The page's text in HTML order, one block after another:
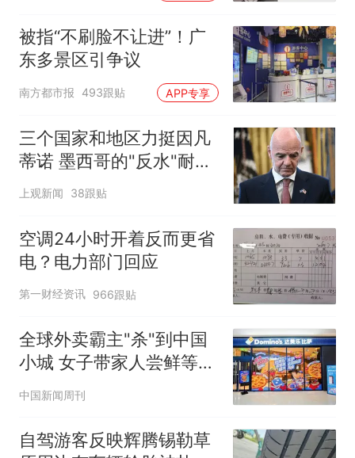
被指“不刷脸不让进”！广
东多景区引争议
南方都市报 493跟贴 APP专享
三个国家和地区力挺因凡
蒂诺 墨西哥的"反水"耐人
寻味
上观新闻 38跟贴
空调24小时开着反而更省
电？电力部门回应
第一财经资讯 966跟贴
全球外卖霸主"杀"到中国
小城 女子带家人尝鲜等俩
小时
中国新闻周刊
自驾游客反映辉腾锡勒草